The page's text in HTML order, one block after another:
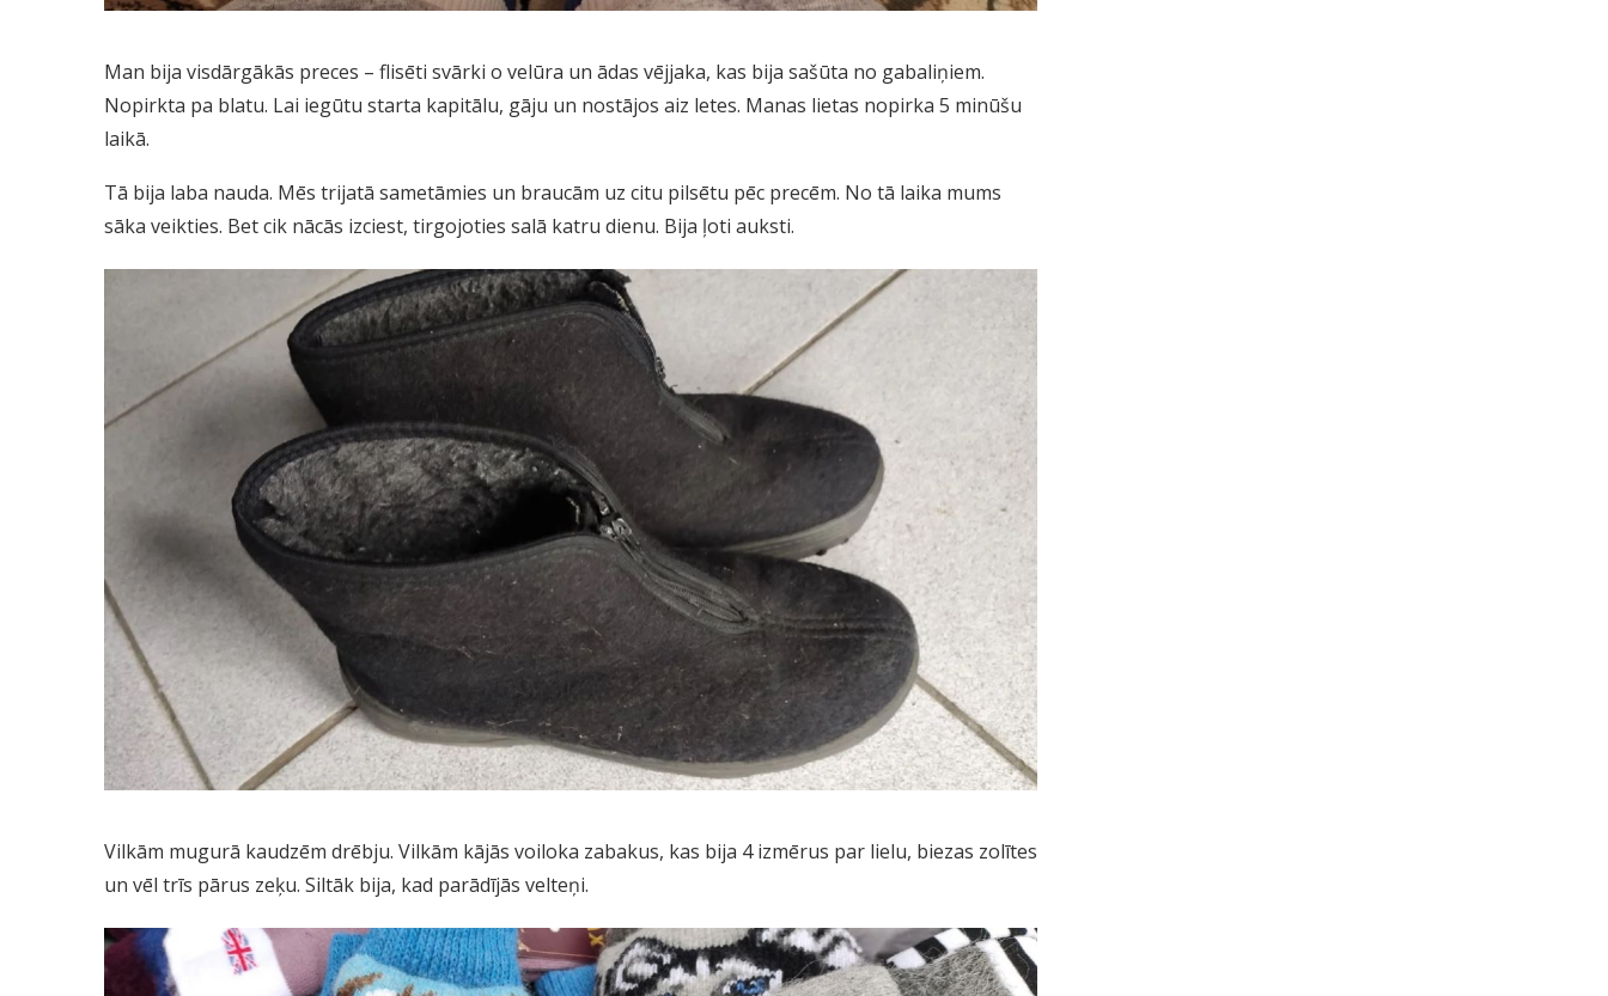
Man bija visdārgākās preces – flisēti svārki o velūra un ādas vējjaka, kas bija sašūta no gabaliņiem.
Nopirkta pa blatu. Lai iegūtu starta kapitālu, gāju un nostājos aiz letes. Manas lietas nopirka 5 minūšu
laikā.
Tā bija laba nauda. Mēs trijatā sametāmies un braucām uz citu pilsētu pēc precēm. No tā laika mums
sāka veikties. Bet cik nācās izciest, tirgojoties salā katru dienu. Bija ļoti auksti.
Vilkām mugurā kaudzēm drēbju. Vilkām kājās voiloka zabakus, kas bija 4 izmērus par lielu, biezas zolītes
un vēl trīs pārus zeķu. Siltāk bija, kad parādījās velteņi.